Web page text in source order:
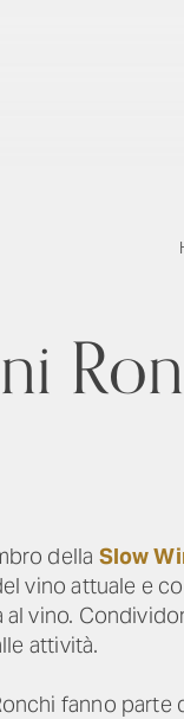
della Slow
vino attuale e
al vino.
attività.
fanno